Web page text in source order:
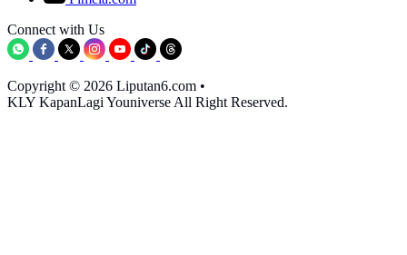
Connect with Us
Copyright © 2026 Liputan6.com •
KLY KapanLagi Youniverse All Right Reserved.